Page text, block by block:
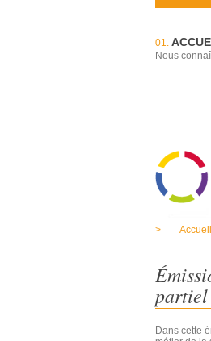
01.
Nous
> Accueil
partiel
Dans cette